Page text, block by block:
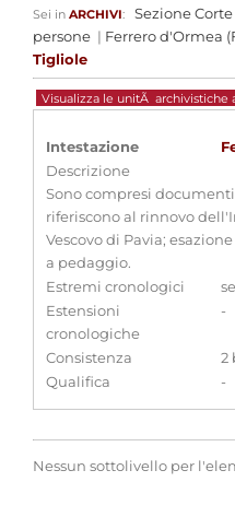
Sei in ARCHIVI: Sezione Corte
persone | Ferrero d'Ormea
Tigliole
Visualizza le unitÃ archivistiche
Intestazione
Descrizione
Sono compresi
riferiscono al rinnovo
Vescovo di Pavia;
a pedaggio.
Estremi cronologici
Estensioni
cronologiche
-
Consistenza
2
Qualifica
-
Nessun sottolivello per